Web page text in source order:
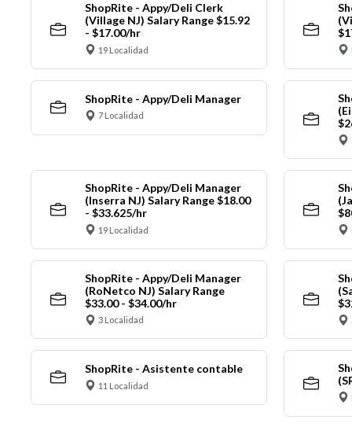
ShopRite - Appy/Deli Clerk
(Village NJ) Salary Range $15.92
- $17.00/hr
19 Localidad
ShopRite - Appy/Deli Manager
7 Localidad
ShopRite - Appy/Deli Manager
(Inserra NJ) Salary Range $18.00
- $33.625/hr
19 Localidad
ShopRite - Appy/Deli Manager
(RoNetco NJ) Salary Range
$33.00 - $34.00/hr
3 Localidad
ShopRite - Asistente contable
11 Localidad